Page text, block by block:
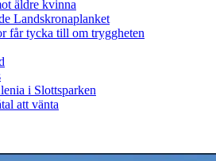
äldre kvinna
Landskronaplanket
får tycka till om tryggheten
i Slottsparken
att vänta